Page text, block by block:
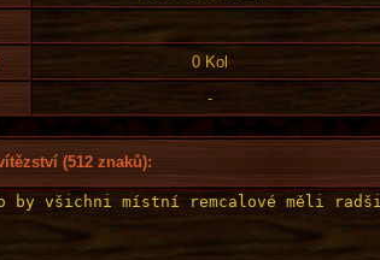
0 Kol
-
(512 znaků):